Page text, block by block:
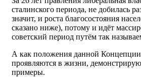
сталинского периода, не добилась
значит, и роста благосостояния
сказано ниже), потому и идёт
советский период путём так
А как положения данной
проявляются в жизни,
примеры.